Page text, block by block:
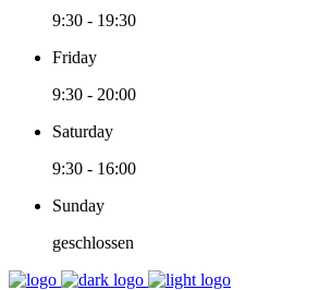
9:30 - 19:30
Friday
9:30 - 20:00
Saturday
9:30 - 16:00
Sunday
geschlossen